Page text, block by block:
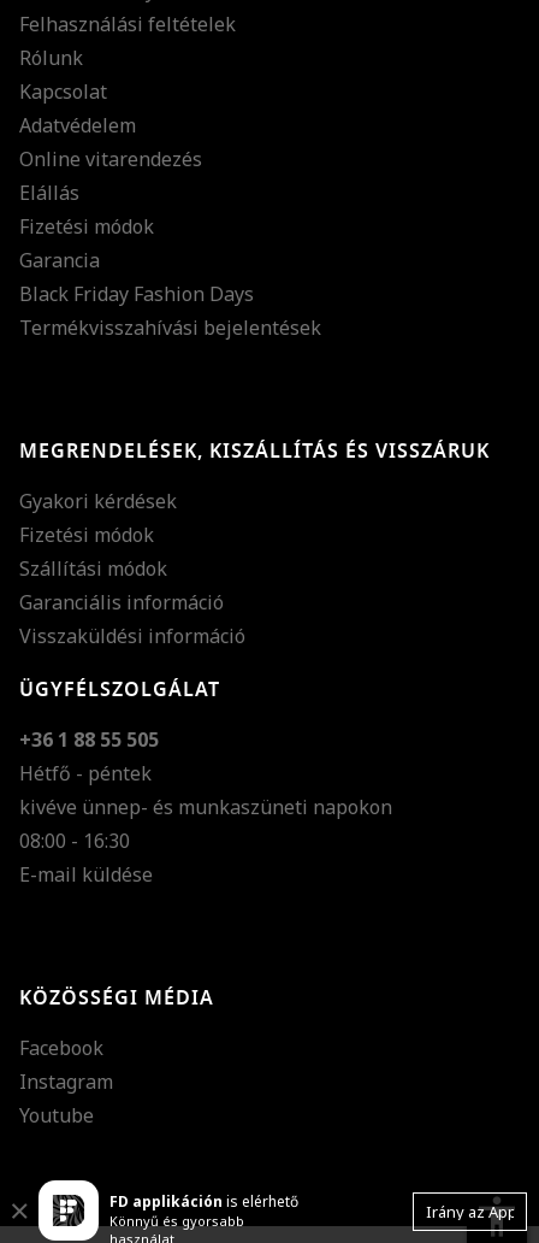
Felhasználási feltételek
Rólunk
Kapcsolat
Adatvédelem
Online vitarendezés
Elállás
Fizetési módok
Garancia
Black Friday Fashion Days
Termékvisszahívási bejelentések
MEGRENDELÉSEK, KISZÁLLÍTÁS ÉS VISSZÁRUK
Gyakori kérdések
Fizetési módok
Szállítási módok
Garanciális információ
Visszaküldési információ
ÜGYFÉLSZOLGÁLAT
+36 1 88 55 505
Hétfő - péntek
kivéve ünnep- és munkaszüneti napokon
08:00 - 16:30
E-mail küldése
KÖZÖSSÉGI MÉDIA
Facebook
Instagram
Youtube
FD applikáción is elérhető
Könnyű és gyorsabb
használat
Irány az App
Close accessibility
Nagy kurzor